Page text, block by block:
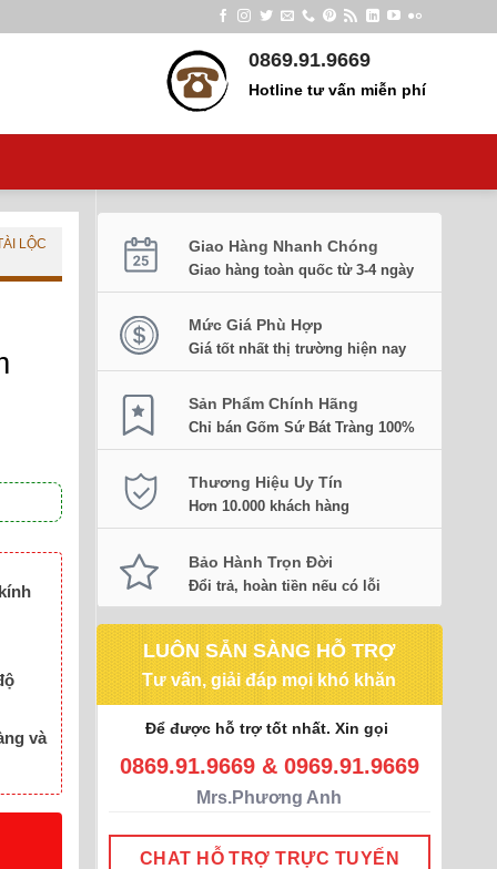
0869.91.9669
Hotline tư vấn miễn phí
Giao Hàng Nhanh Chóng
Giao hàng toàn quốc từ 3-4 ngày
Mức Giá Phù Hợp
Giá tốt nhất thị trường hiện nay
Sản Phẩm Chính Hãng
Chỉ bán Gốm Sứ Bát Tràng 100%
Thương Hiệu Uy Tín
Hơn 10.000 khách hàng
Bảo Hành Trọn Đời
Đổi trả, hoàn tiền nếu có lỗi
LUÔN SẴN SÀNG HỖ TRỢ
Tư vấn, giải đáp mọi khó khăn
Để được hỗ trợ tốt nhất. Xin gọi
0869.91.9669 & 0969.91.9669
Mrs.Phương Anh
CHAT HỖ TRỢ TRỰC TUYẾN
LỘC
và